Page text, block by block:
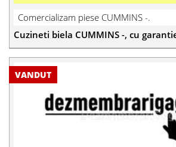
Comercializam piese CUMMINS -.
Cuzineti biela CUMMINS -, cu